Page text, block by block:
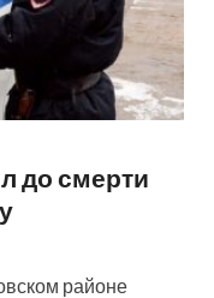
до смерти
районе